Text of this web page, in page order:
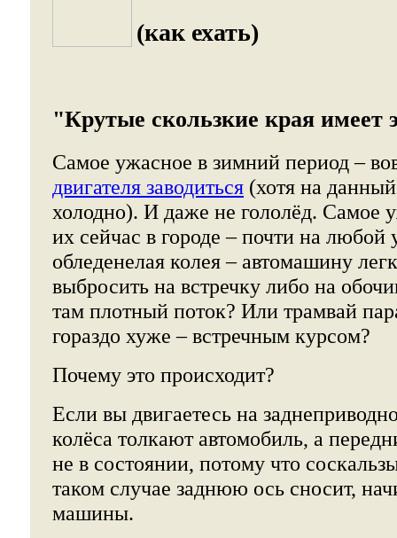
(как ехать)
"Крутые скользкие края имеет
Самое ужасное в зимний период –
двигателя заводиться (хотя на
холодно). И даже не гололёд. Самое
их сейчас в городе – почти на
обледенелая колея – автомашину
выбросить на встречку либо на
там плотный поток? Или трамвай
гораздо хуже – встречным курсом?
Почему это происходит?
Если вы двигаетесь на
колёса толкают автомобиль, а
не в состоянии, потому что
таком случае заднюю ось сносит,
машины.